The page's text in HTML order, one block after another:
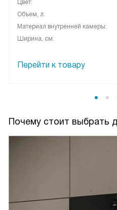
Цвет:
Объем, л:
Материал внутренней камеры:
Ширина, см:
Перейти к товару
Почему стоит выбрать